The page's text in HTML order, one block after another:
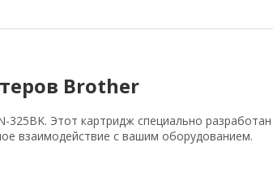
Brother
Этот картридж специально
взаимодействие с вашим оборудованием.